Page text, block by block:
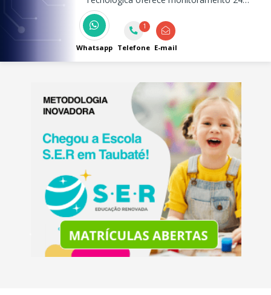
horas, instalação de câmeras, alarmes e
controle de acesso, com soluções sob
medida que unem tecnologia, confiabilidade
e atendimento especializado.
Whatsapp
1
Telefone E-mail